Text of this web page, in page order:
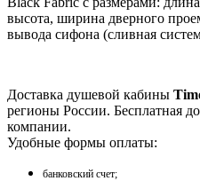
высота, ширина дверного
вывода сифона (сливная
Доставка душевой кабины
регионы России. Бесплатная
компании.
Удобные формы оплаты:
банковский счет;